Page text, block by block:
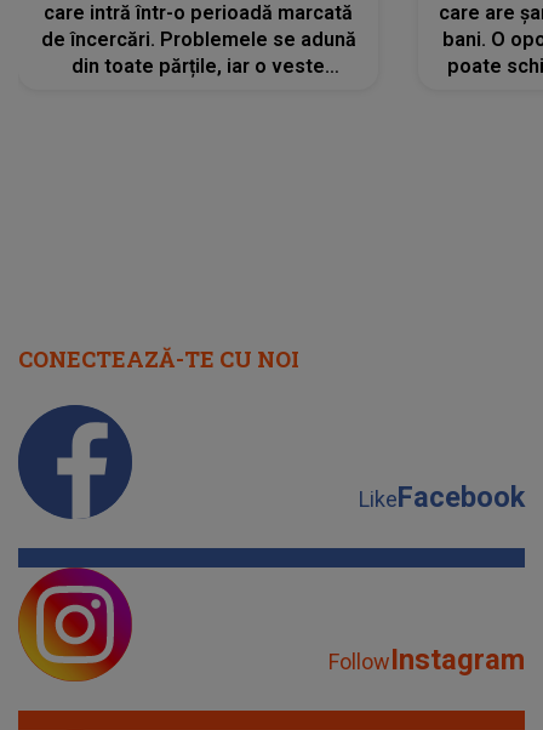
care intră într-o perioadă marcată
de încercări. Problemele se adună
din toate părțile, iar o veste
care are
bani. O
poate
CONECTEAZĂ-TE CU NOI
LikeFacebook
FollowInstagram